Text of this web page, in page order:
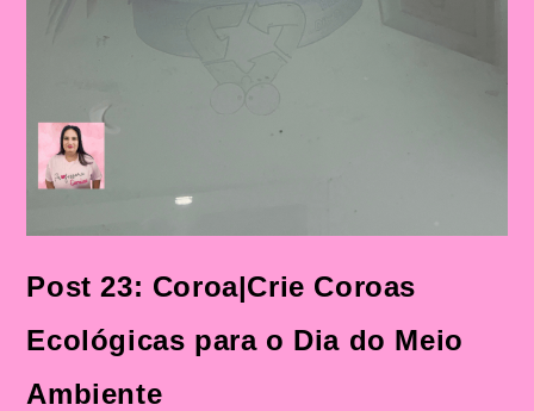
Post 23: Coroa|Crie Coroas
Ecológicas para o Dia do Meio
Ambiente